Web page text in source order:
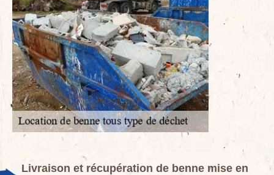
Livraison et récupération de benne mise en